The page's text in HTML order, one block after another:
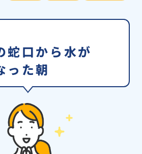
蛇口から水が
った朝